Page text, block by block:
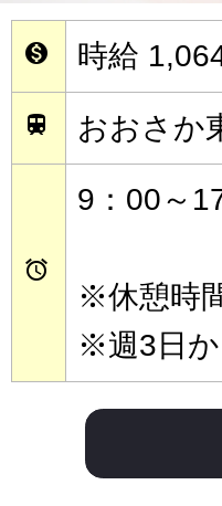
 時給
 おおさか

9：00～
※休憩時
※週3日か